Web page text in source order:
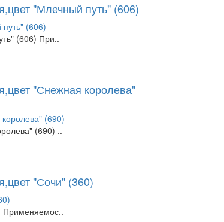
"Млечный путь" (606)
(606) При..
"Снежная королева"
(690) ..
"Сочи" (360)
Применяемос..